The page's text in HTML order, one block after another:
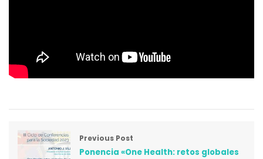
Previous Post
Ponencia «One Health: retos globales